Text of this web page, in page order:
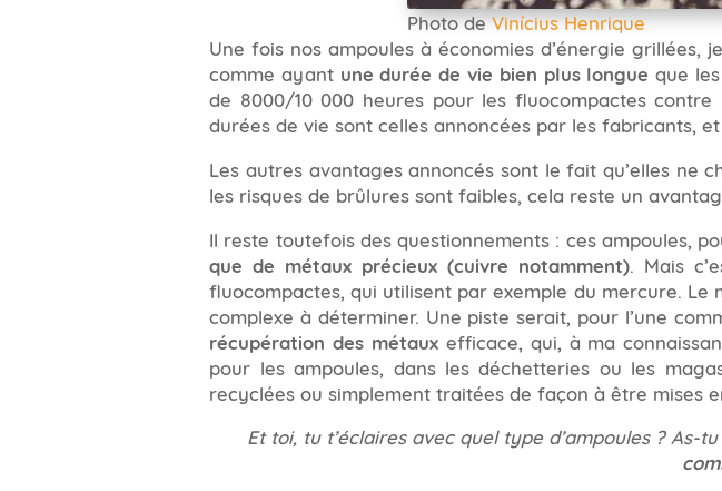
Photo deVinícius Henrique
Une fois nos ampoules à économies d’énergie grillées,
comme ayant une durée de vie bien plus longue que
de 8000/10 000 heures pour les fluocompactes
durées de vie sont celles annoncées par les fabricants,
Les autres avantages annoncés sont le fait qu’elles ne
les risques de brûlures sont faibles, cela reste un
Il reste toutefois des questionnements : ces ampoules,
que de métaux précieux (cuivre notamment). Mais
fluocompactes, qui utilisent par exemple du mercure. Le
complexe à déterminer. Une piste serait, pour l’une
récupération des métauxefficace, qui, à ma
pour les ampoules, dans les déchetteries ou les
recyclées ou simplement traitées de façon à être mises
Et toi, tu t’éclaires avec quel type d’ampoules ? As-